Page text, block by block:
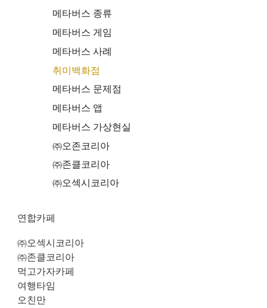
메타버스 종류
메타버스 게임
메타버스 사례
취미백화점
메타버스 문제점
메타버스 앱
메타버스 가상현실
㈜오존코리아
㈜존클코리아
㈜오섹시코리아
연합카페
㈜오섹시코리아
㈜존클코리아
먹고가자카페
여행타임
오친만